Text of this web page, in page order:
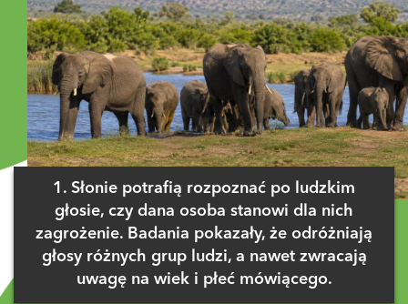
1. Słonie potrafią rozpoznać po ludzkim
głosie, czy dana osoba stanowi dla nich
zagrożenie. Badania pokazały, że odróżniają
głosy różnych grup ludzi, a nawet zwracają
uwagę na wiek i płeć mówiącego.